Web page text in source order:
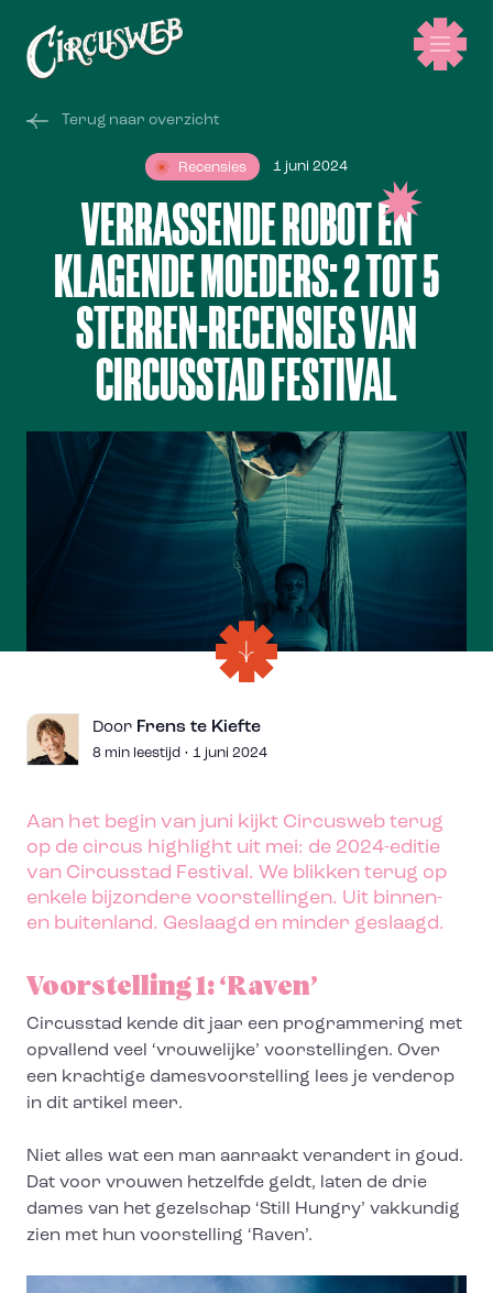
Terug naar overzicht
Recensies 1 juni 2024
VERRASSENDE ROBOT EN
KLAGENDE MOEDERS: 2 TOT 5
STERREN-RECENSIES VAN
CIRCUSSTAD FESTIVAL
Door Frens te Kiefte
8 min leestijd • 1 juni 2024
Aan het begin van juni kijkt Circusweb terug
op de circus highlight uit mei: de 2024-editie
van Circusstad Festival. We blikken terug op
enkele bijzondere voorstellingen. Uit binnen-
en buitenland. Geslaagd en minder geslaagd.
Voorstelling 1: ‘Raven’
Circusstad kende dit jaar een programmering met
opvallend veel ‘vrouwelijke’ voorstellingen. Over
een krachtige damesvoorstelling lees je verderop
in dit artikel meer.
Niet alles wat een man aanraakt verandert in goud.
Dat voor vrouwen hetzelfde geldt, laten de drie
dames van het gezelschap ‘Still Hungry’ vakkundig
zien met hun voorstelling ‘Raven’.